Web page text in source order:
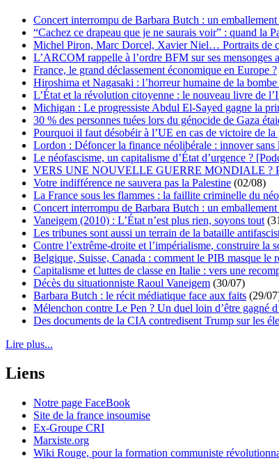
Concert interrompu de Barbara Butch : un
“Cachez ce drapeau que je ne saurais voir” : quand la
Michel Piron, Marc Dorcel, Xavier Niel… Portraits de
L’ARCOM rappelle à l’ordre BFM sur ses mensonges
France, le grand déclassement économique en Europe ?
Hiroshima et Nagasaki : l’horreur humaine de la
L’État et la révolution citoyenne : le nouveau livre de
Michigan : Le progressiste Abdul El-Sayed gagne la
30 % des personnes tuées lors du génocide de Gaza
Pourquoi il faut désobéir à l’UE en cas de victoire de la
Lordon : Défoncer la finance néolibérale : innover
Le néofascisme, un capitalisme d’État d’urgence ?
VERS UNE NOUVELLE GUERRE MONDIALE ?
Votre indifférence ne sauvera pas la Palestine (02/08)
La France sous les flammes : la faillite criminelle du
Concert interrompu de Barbara Butch : un
Vaneigem (2010) : L’État n’est plus rien, soyons tout
Les tribunes sont aussi un terrain de la bataille
Contre l’extrême-droite et l’impérialisme, construire la
Belgique, Suisse, Canada : comment le PIB masque le
Capitalisme et luttes de classe en Italie : vers une
Décès du situationniste Raoul Vaneigem (30/07)
Barbara Butch : le récit médiatique face aux faits (29/
Mélenchon contre Le Pen ? Un duel loin d’être gagné
Des documents de la CIA contredisent Trump sur les
Lire plus...
Liens
Notre page FaceBook
Site de la france insoumise
Ex-Groupe CRI
Marxiste.org
Wiki Rouge, pour la formation communiste